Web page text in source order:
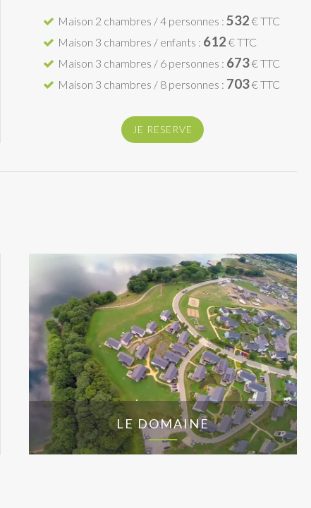
Maison 2 chambres / 4 personnes : 532 € TTC
Maison 3 chambres / enfants : 612 € TTC
Maison 3 chambres / 6 personnes : 673€ TTC
Maison 3 chambres / 8 personnes : 703€ TTC
JE RESERVE
LE DOMAINE